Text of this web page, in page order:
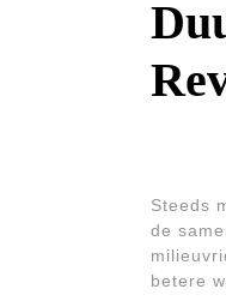
Steeds
de
betere